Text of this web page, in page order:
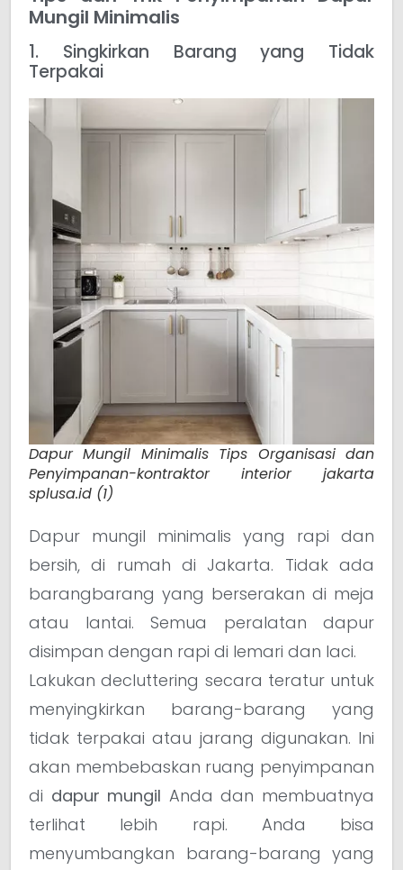
Mungil Minimalis
1. Singkirkan Barang yang Tidak
Terpakai
Dapur Mungil Minimalis Tips Organisasi dan
Penyimpanan-kontraktor interior jakarta
splusa.id (1)
Dapur mungil minimalis yang rapi dan
bersih, di rumah di Jakarta. Tidak ada
barangbarang yang berserakan di meja
atau lantai. Semua peralatan dapur
disimpan dengan rapi di lemari dan laci.
Lakukan decluttering secara teratur untuk
menyingkirkan barang-barang yang
tidak terpakai atau jarang digunakan. Ini
akan membebaskan ruang penyimpanan
di dapur mungil Anda dan membuatnya
terlihat lebih rapi. Anda bisa
menyumbangkan barang-barang yang